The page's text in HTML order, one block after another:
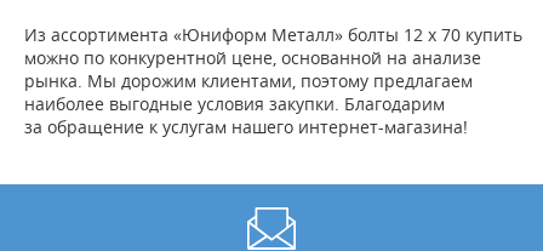
Из ассортимента «Юниформ Металл» болты 12 х 70 купить
можно по конкурентной цене, основанной на анализе
рынка. Мы дорожим клиентами, поэтому предлагаем
наиболее выгодные условия закупки. Благодарим
за обращение к услугам нашего интернет-магазина!